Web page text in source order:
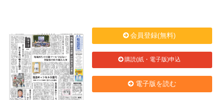
会員登録(無料)
購読(紙・電子版)申込
電子版を読む